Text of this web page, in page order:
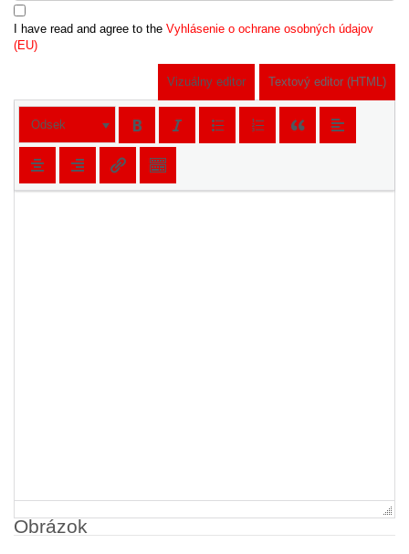
I have read and agree to the Vyhlásenie o ochrane osobných údajov
(EU)
Vizuálny editor Textový editor (HTML)
Odsek
Obrázok